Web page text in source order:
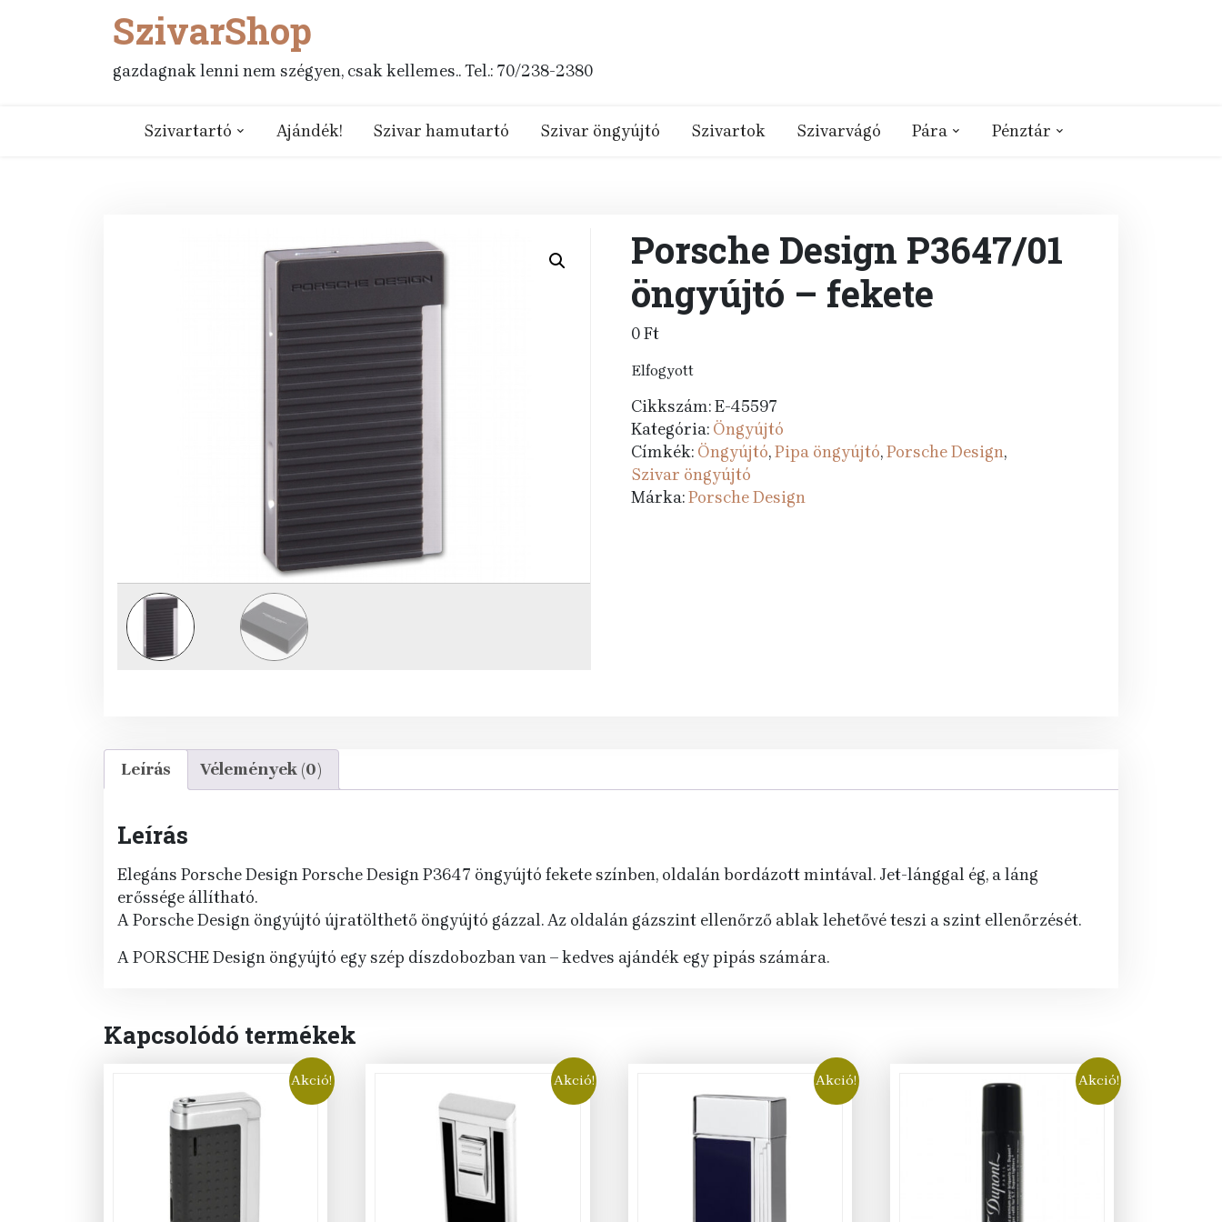
SzivarShop
gazdagnak lenni nem szégyen, csak kellemes.. Tel.: 70/238-2380
Szivartartó Ajándék! Szivar hamutartó Szivar öngyújtó Szivartok Szivarvágó Pára Pénztár
Porsche Design P3647/01
öngyújtó – fekete
0Ft
Elfogyott
Cikkszám:E-45597
Kategória: Öngyújtó
Címkék: Öngyújtó,Pipa öngyújtó,Porsche Design,
Szivar öngyújtó
Márka:Porsche Design
Leírás Vélemények (0)
Leírás
Elegáns Porsche Design Porsche Design P3647 öngyújtó fekete színben, oldalán bordázott mintával. Jet-lánggal ég, a láng
erőssége állítható.
A Porsche Design öngyújtó újratölthető öngyújtó gázzal. Az oldalán gázszint ellenőrző ablak lehetővé teszi a szint ellenőrzését.
A PORSCHE Design öngyújtó egy szép díszdobozban van – kedves ajándék egy pipás számára.
Kapcsolódó termékek
Akció! Akció! Akció! Akció!